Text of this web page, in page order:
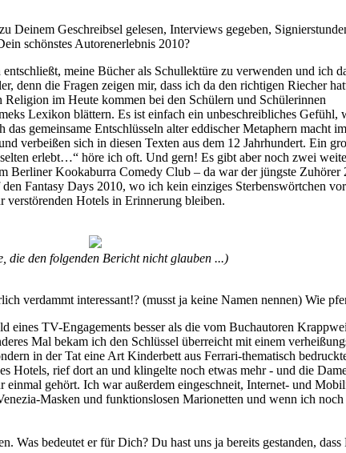
Deinem Geschreibsel gelesen, Interviews gegeben,
schönstes Autorenerlebnis 2010?
meine Bücher als Schullektüre zu verwenden und ich
denn die Fragen zeigen mir, dass ich da den richtigen Riecher
im Heute kommen bei den Schülern und Schülerinnen
Lexikon blättern. Es ist einfach ein unbeschreibliches Gefühl,
gemeinsame Entschlüsseln alter eddischer Metaphern macht
verbeißen sich in diesen Texten aus dem 12 Jahrhundert. Ein
erlebt…“ höre ich oft. Und gern! Es gibt aber noch zwei
Kookaburra Comedy Club – da war der jüngste Zuhörer
Fantasy Days 2010, wo ich kein einziges Sterbenswörtchen
verstörenden Hotels in Erinnerung bleiben.
die den folgenden Bericht nicht glauben ...)
verdammt interessant!? (musst ja keine Namen nennen) Wie
eines TV-Engagements besser als die vom Buchautoren
Mal bekam ich den Schlüssel überreicht mit einem
in der Tat eine Art Kinderbett aus Ferrari-thematisch
Hotels, rief dort an und klingelte noch etwas mehr - und die
einmal gehört. Ich war außerdem eingeschneit, Internet- und
Masken und funktionslosen Marionetten und wenn ich
bedeutet er für Dich? Du hast uns ja bereits gestanden,